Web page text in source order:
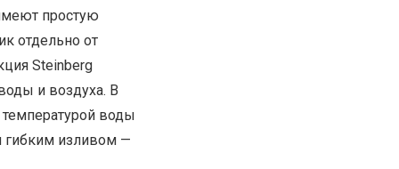
простую
отдельно от
Steinberg
и воздуха. В
воды
гибким изливом —